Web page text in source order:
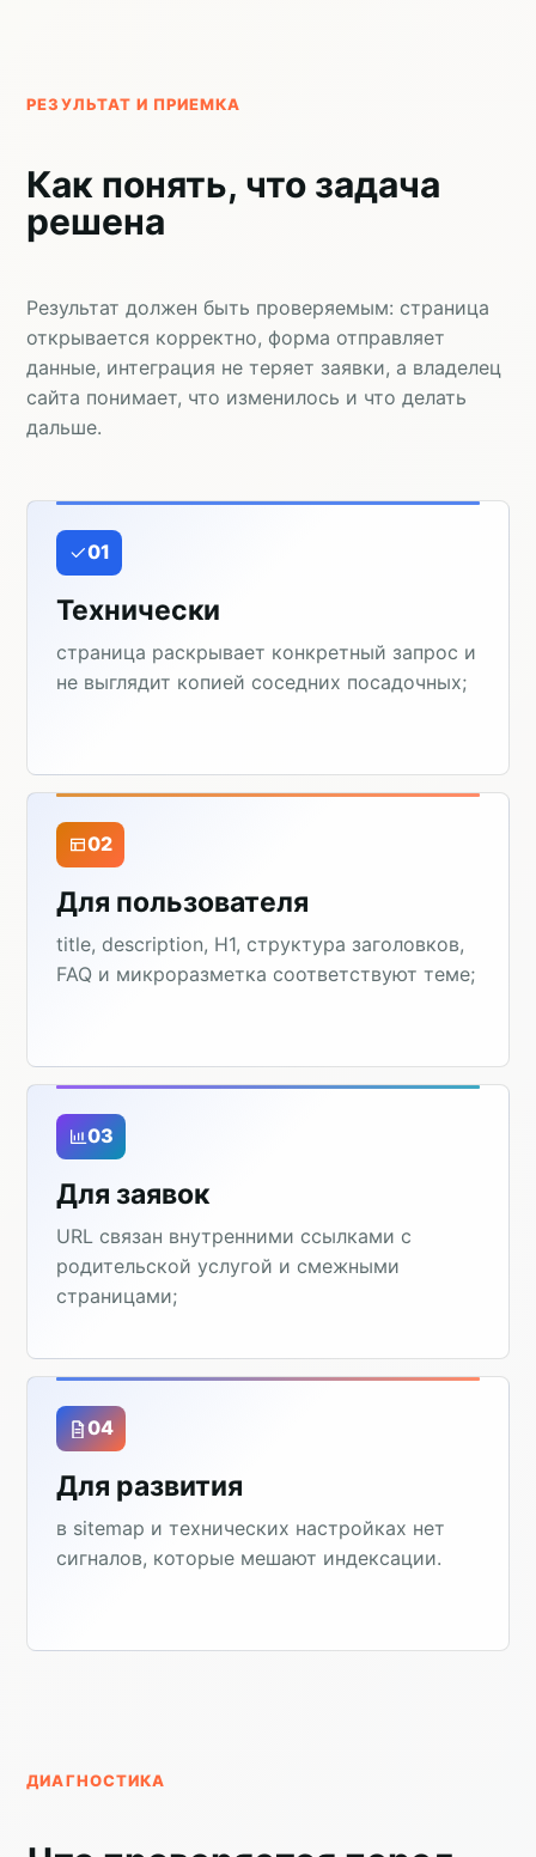
РЕЗУЛЬТАТ И ПРИЕМКА
Как понять, что задача
решена
Результат должен быть проверяемым: страница
открывается корректно, форма отправляет
данные, интеграция не теряет заявки, а владелец
сайта понимает, что изменилось и что делать
дальше.
01
Технически
страница раскрывает конкретный запрос и
не выглядит копией соседних посадочных;
02
Для пользователя
title, description, H1, структура заголовков,
FAQ и микроразметка соответствуют теме;
03
Для заявок
URL связан внутренними ссылками с
родительской услугой и смежными
страницами;
04
Для развития
в sitemap и технических настройках нет
сигналов, которые мешают индексации.
ДИАГНОСТИКА